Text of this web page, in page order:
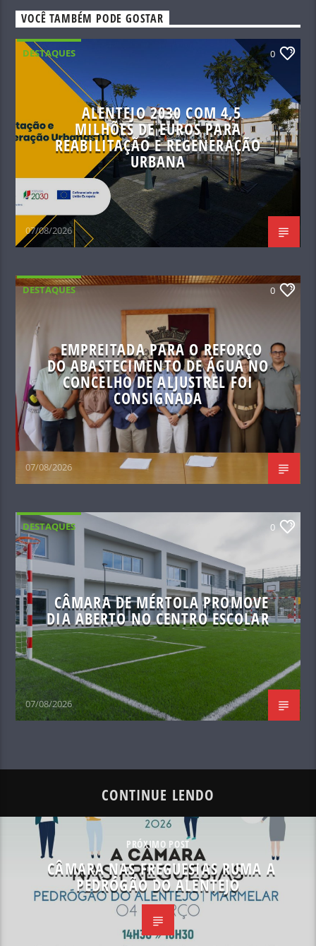
VOCÊ TAMBÉM PODE GOSTAR
DESTAQUES 0
ALENTEJO 2030 COM 4,5
MILHÕES DE EUROS PARA
REABILITAÇÃO E REGENERAÇÃO
URBANA
07/08/2026
DESTAQUES 0
EMPREITADA PARA O REFORÇO
DO ABASTECIMENTO DE ÁGUA NO
CONCELHO DE ALJUSTREL FOI
CONSIGNADA
07/08/2026
DESTAQUES 0
CÂMARA DE MÉRTOLA PROMOVE
DIA ABERTO NO CENTRO ESCOLAR
07/08/2026
CONTINUE LENDO
PRÓXIMO POST
CÂMARA NAS FREGUESIAS RUMA A
PEDRÓGÃO DO ALENTEJO